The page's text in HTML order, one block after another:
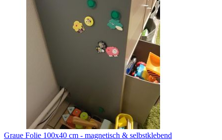
Graue Folie 100x40 cm - magnetisch & selbstklebend